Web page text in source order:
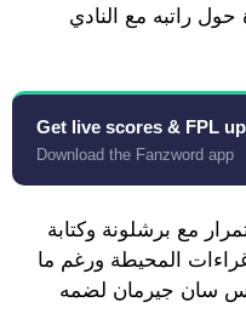
راتبه مع النادي
Get live scores & FPL
Download the Fanzword app
مع برشلونة وكتابة
المحيطة ورغم ما